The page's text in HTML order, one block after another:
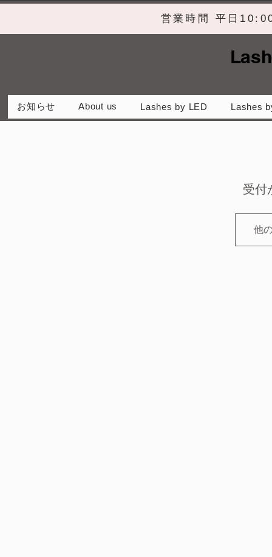
営業時間 平日
お知らせ About us Lashes by LED Lashes
受付
他